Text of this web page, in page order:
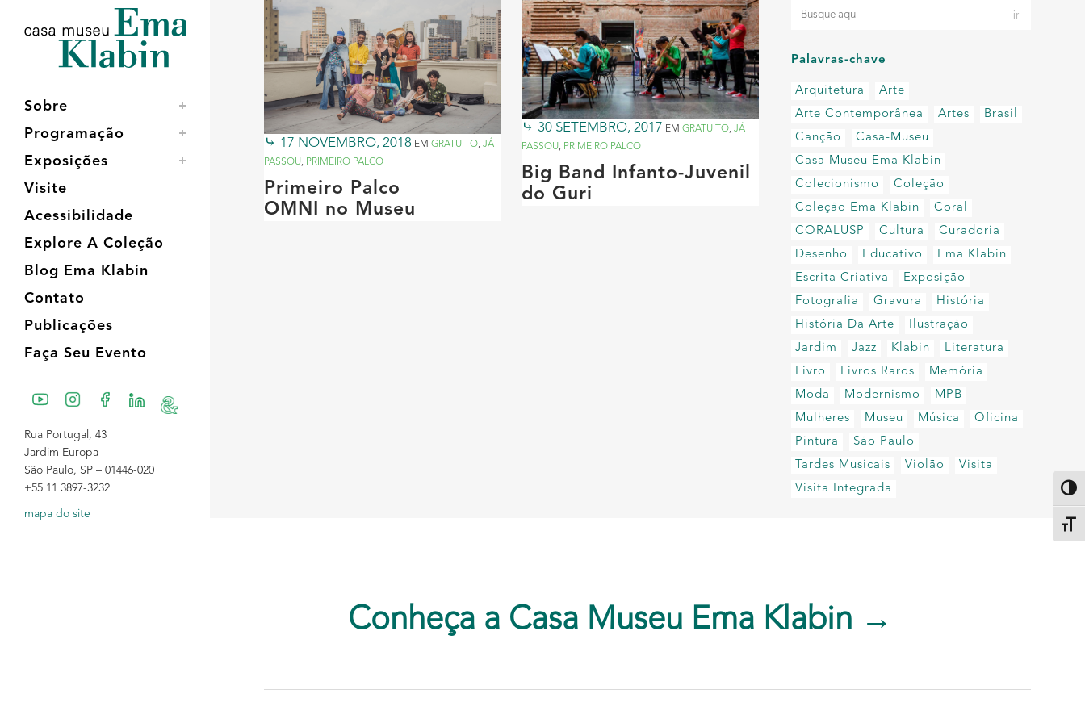
conteúdo
navegação
Sobre
Programação
Exposições
Visite
Acessibilidade
Explore A Coleção
Blog Ema Klabin
Contato
Publicações
Faça Seu Evento
Rua Portugal, 43
Jardim Europa
São Paulo, SP – 01446-020
+55 11 3897-3232
mapa do site
17 NOVEMBRO, 2018 EM GRATUITO, JÁ
PASSOU, PRIMEIRO PALCO
Primeiro Palco
OMNI no Museu
30 SETEMBRO, 2017 EM GRATUITO, JÁ
PASSOU, PRIMEIRO PALCO
Big Band Infanto-Juvenil
do Guri
Palavras-chave
Arquitetura
Arte
Arte Contemporânea
Artes
Brasil
Canção
Casa-Museu
Casa Museu Ema Klabin
Colecionismo
Coleção
Coleção Ema Klabin
Coral
CORALUSP
Cultura
Curadoria
Desenho
Educativo
Ema Klabin
Escrita Criativa
Exposição
Fotografia
Gravura
História
História Da Arte
Ilustração
Jardim
Jazz Klabin
Literatura
Livro
Livros Raros
Memória
Moda
Modernismo
MPB
Mulheres
Museu Música
Oficina
Pintura
São Paulo
Tardes Musicais
Violão
Visita
Visita Integrada
Conheça a Casa Museu Ema Klabin →